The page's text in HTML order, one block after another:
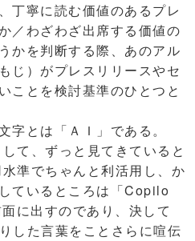
丁寧に読む価値のあるプレ
／わざわざ出席する価値の
かを判断する際、あのアル
じ）がプレスリリースやセ
ことを検討基準のひとつと
とは「ＡＩ」である。
て、ずっと見てきていると
準でちゃんと利活用し、か
ているところは「Copilo
に出すのであり、決して
した言葉をことさらに喧伝